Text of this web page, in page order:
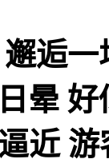
逅
晕
近